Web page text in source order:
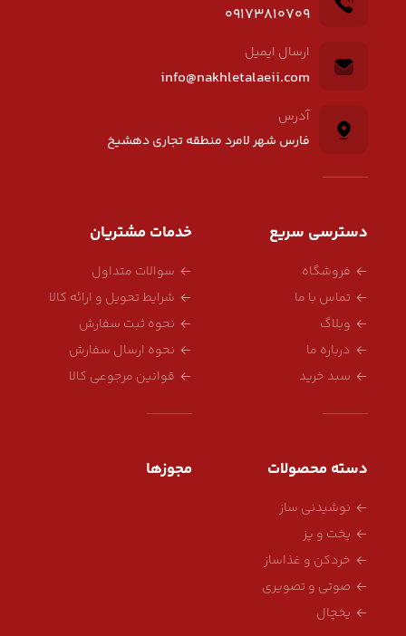
09173810709
ارسال ایمیل
info@nakhletalaeii.com
آدرس
فارس شهر لامرد منطقه تجاری دهشیخ
دسترسی سریع
فروشگاه
تماس با ما
وبلاگ
درباره ما
سبد خرید
خدمات مشتریان
سوالات متداول
شرایط تحویل و ارائه کالا
نحوه ثبت سفارش
نحوه ارسال سفارش
قوانین مرجوعی کالا
دسته محصولات
نوشیدنی ساز
پخت و پز
خردکن و غذاساز
صوتی و تصویری
یخچال
مجوزها